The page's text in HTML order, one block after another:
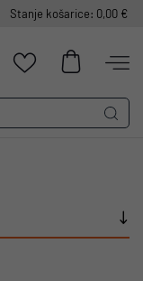
Stanje košarice: 0,00 €